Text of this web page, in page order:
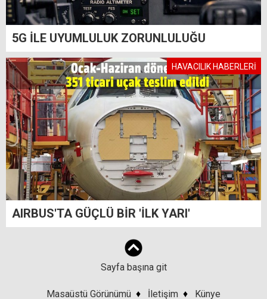
5G İLE UYUMLULUK ZORUNLULUĞU
HAVACILIK HABERLERİ
AIRBUS'TA GÜÇLÜ BİR 'İLK YARI'
Sayfa başına git
Masaüstü Görünümü ♦ İletişim ♦ Künye